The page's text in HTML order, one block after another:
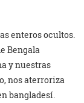
enteros ocultos.
Bengala
y nuestras
nos aterroriza
bangladesí.